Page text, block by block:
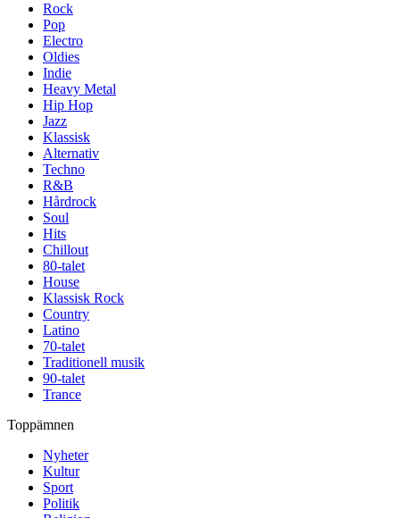
Rock
Pop
Electro
Oldies
Indie
Heavy Metal
Hip Hop
Jazz
Klassisk
Alternativ
Techno
R&B
Hårdrock
Soul
Hits
Chillout
80-talet
House
Klassisk Rock
Country
Latino
70-talet
Traditionell musik
90-talet
Trance
Toppämnen
Nyheter
Kultur
Sport
Politik